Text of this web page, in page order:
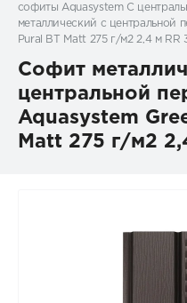
софиты Aquasystem С
металлический с центральной
Pural BT Matt 275 г/м2 2,4 м RR
Софит
центральной
Aquasystem
Matt 275 г/м2